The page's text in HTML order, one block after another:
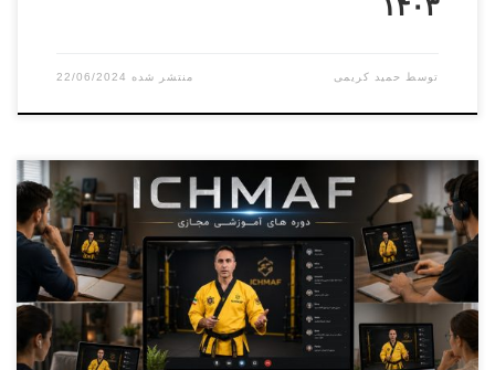
توسط حمید کریمی 22/06/2024
دوره کارورزی ( مربیگری عملی ) درجه ۳ الی درجه ۱ بخش
آقایان مدرس دوره دکترنطاق بافکرمسئول برگزاری دوره استاد
پرویز بایرامی ۰۹۳۰۶۴۹۰۴۶۴ بخش بانوان مدرس دوره سرکار
خانم استاد شهرکیمسئول برگزاری دوره سرکار خانم استاد تالمی
نژاد۰۹۳۶۲۰۹۴۳۴۴ برگزاری دوره فنی کمربند مشکی دان ۱ الی
دان ۶ بخش آقایان […]